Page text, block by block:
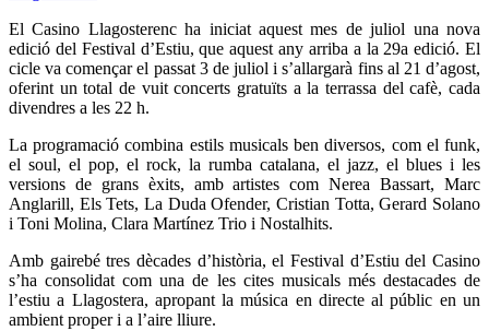
El Casino Llagosterenc ha iniciat aquest mes de juliol una nova
edició del Festival d’Estiu, que aquest any arriba a la 29a edició. El
cicle va començar el passat 3 de juliol i s’allargarà fins al 21 d’agost,
oferint un total de vuit concerts gratuïts a la terrassa del cafè, cada
divendres a les 22 h.
La programació combina estils musicals ben diversos, com el funk,
el soul, el pop, el rock, la rumba catalana, el jazz, el blues i les
versions de grans èxits, amb artistes com Nerea Bassart, Marc
Anglarill, Els Tets, La Duda Ofender, Cristian Totta, Gerard Solano
i Toni Molina, Clara Martínez Trio i Nostalhits.
Amb gairebé tres dècades d’història, el Festival d’Estiu del Casino
s’ha consolidat com una de les cites musicals més destacades de
l’estiu a Llagostera, apropant la música en directe al públic en un
ambient proper i a l’aire lliure.